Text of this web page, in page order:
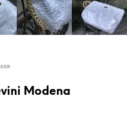
Modena